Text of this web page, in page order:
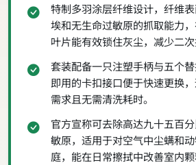
特制多羽涂层纤维设计，纤维
埃和无生命过敏原的抓取能力
叶片能有效锁住灰尘，减少二次
套装配备一只注塑手柄与五个
即用的卡扣接口便于快速更换
需求且无需清洗耗时。
官方宣称可去除高达九十五百
敏原，适用于对空气中尘螨和
庭，能在日常擦拭中改善室内颗